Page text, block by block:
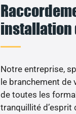
installation
Notre entreprise,
le branchement de
de toutes les
tranquillité d’esprit